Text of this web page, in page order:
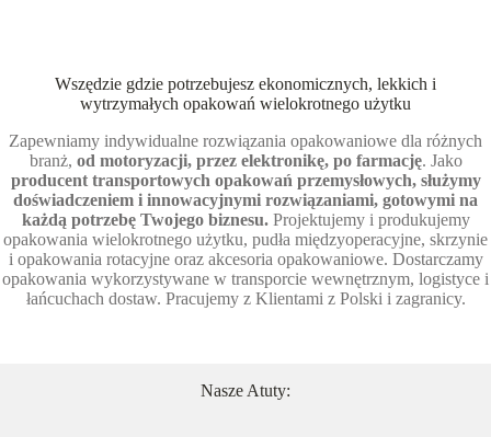
Wszędzie gdzie potrzebujesz ekonomicznych, lekkich i
wytrzymałych opakowań wielokrotnego użytku
Zapewniamy indywidualne rozwiązania opakowaniowe dla różnych
branż, od motoryzacji, przez elektronikę, po farmację. Jako
producent transportowych opakowań przemysłowych, służymy
doświadczeniem i innowacyjnymi rozwiązaniami, gotowymi na
każdą potrzebę Twojego biznesu.Projektujemy i produkujemy
opakowania wielokrotnego użytku, pudła międzyoperacyjne, skrzynie
i opakowania rotacyjne oraz akcesoria opakowaniowe. Dostarczamy
opakowania wykorzystywane w transporcie wewnętrznym, logistyce i
łańcuchach dostaw. Pracujemy z Klientami z Polski i zagranicy.
Nasze Atuty: